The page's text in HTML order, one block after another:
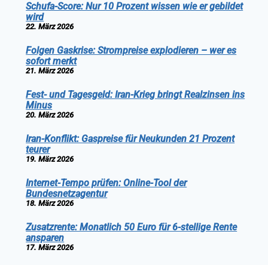
Schufa-Score: Nur 10 Prozent wissen wie er gebildet
wird
22. März 2026
Folgen Gaskrise: Strompreise explodieren – wer es
sofort merkt
21. März 2026
Fest- und Tagesgeld: Iran-Krieg bringt Realzinsen ins
Minus
20. März 2026
Iran-Konflikt: Gaspreise für Neukunden 21 Prozent
teurer
19. März 2026
Internet-Tempo prüfen: Online-Tool der
Bundesnetzagentur
18. März 2026
Zusatzrente: Monatlich 50 Euro für 6-stellige Rente
ansparen
17. März 2026